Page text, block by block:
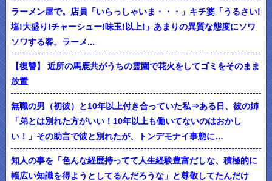
ラーメン屋で。店員「いらっしゃいま・・・」キチ婆「うるさい!
塩!大盛り!チャーシュー!味玉!以上!」あまりの異質な態度にソワ
ソワする客。ラーメ...
【復讐】 近所の馬鹿共がうちの霊園で花火をしてゴミをそのまま
放置
無職の男（初彼）と10年以上付き合っていた私⇒ある日、彼の姉
「弟とは別れた方がいい！10年以上も働いてないのはおかし
い！」その助言で彼と別れたが、トンデモナイ事態に…
知人の事を「色んな経歴持ってて人生経験豊富だしな、積極的に
幅広い知識を得ようとしてるんだろうな」と尊敬してたんだけ